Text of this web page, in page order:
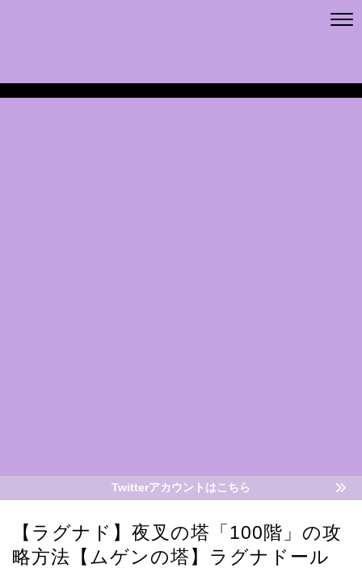
Twitterアカウントはこちら
【ラグナド】夜叉の塔「100階」の攻
略方法【ムゲンの塔】ラグナドール